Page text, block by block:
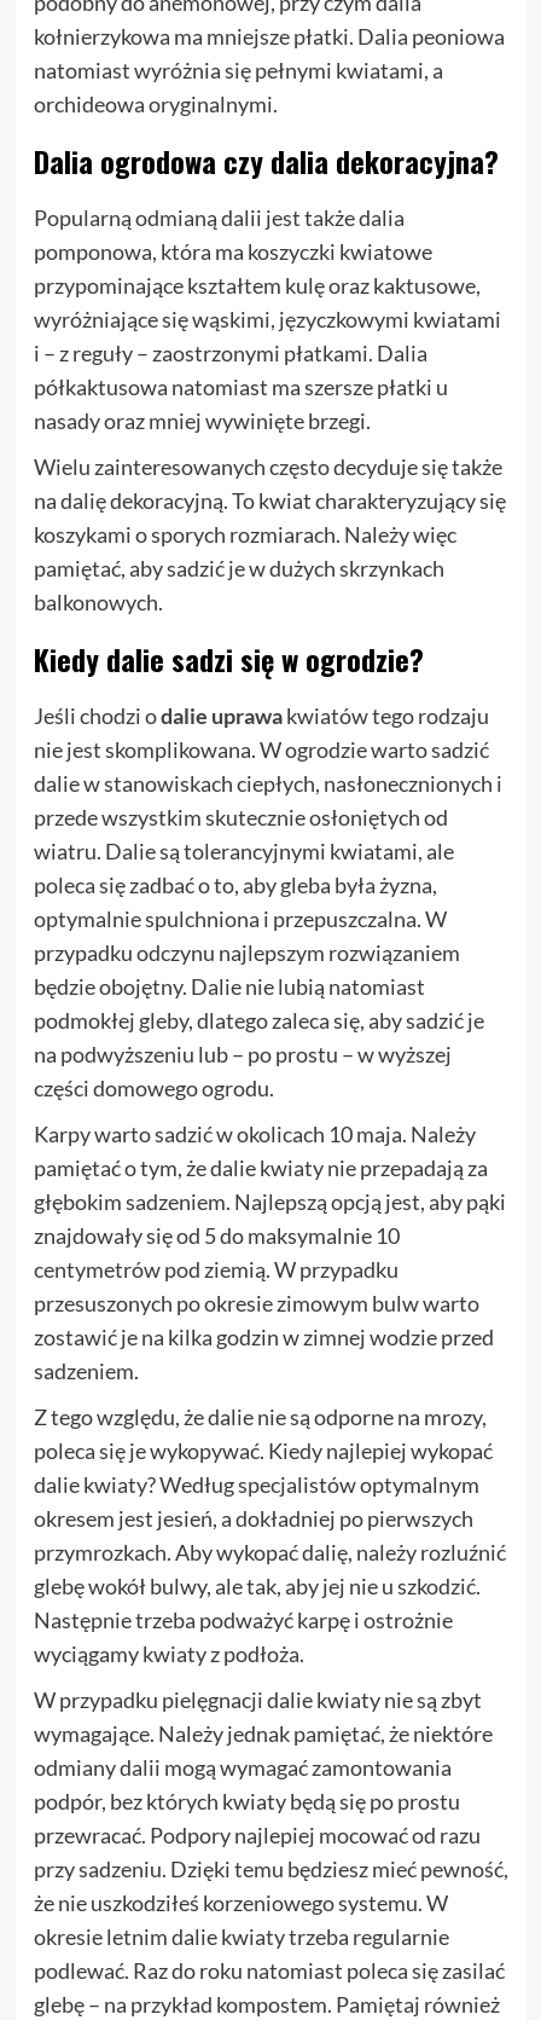
kołnierzykowa ma mniejsze płatki. Dalia peoniowa
natomiast wyróżnia się pełnymi kwiatami, a
orchideowa oryginalnymi.
Dalia ogrodowa czy dalia dekoracyjna?
Popularną odmianą dalii jest także dalia
pomponowa, która ma koszyczki kwiatowe
przypominające kształtem kulę oraz kaktusowe,
wyróżniające się wąskimi, języczkowymi kwiatami
i – z reguły – zaostrzonymi płatkami. Dalia
półkaktusowa natomiast ma szersze płatki u
nasady oraz mniej wywinięte brzegi.
Wielu zainteresowanych często decyduje się także
na dalię dekoracyjną. To kwiat charakteryzujący się
koszykami o sporych rozmiarach. Należy więc
pamiętać, aby sadzić je w dużych skrzynkach
balkonowych.
Kiedy dalie sadzi się w ogrodzie?
Jeśli chodzi odalie uprawakwiatów tego rodzaju
nie jest skomplikowana. W ogrodzie warto sadzić
dalie w stanowiskach ciepłych, nasłonecznionych i
przede wszystkim skutecznie osłoniętych od
wiatru. Dalie są tolerancyjnymi kwiatami, ale
poleca się zadbać o to, aby gleba była żyzna,
optymalnie spulchniona i przepuszczalna. W
przypadku odczynu najlepszym rozwiązaniem
będzie obojętny. Dalie nie lubią natomiast
podmokłej gleby, dlatego zaleca się, aby sadzić je
na podwyższeniu lub – po prostu – w wyższej
części domowego ogrodu.
Karpy warto sadzić w okolicach 10 maja. Należy
pamiętać o tym, że dalie kwiaty nie przepadają za
głębokim sadzeniem. Najlepszą opcją jest, aby pąki
znajdowały się od 5 do maksymalnie 10
centymetrów pod ziemią. W przypadku
przesuszonych po okresie zimowym bulw warto
zostawić je na kilka godzin w zimnej wodzie przed
sadzeniem.
Z tego względu, że dalie nie są odporne na mrozy,
poleca się je wykopywać. Kiedy najlepiej wykopać
dalie kwiaty? Według specjalistów optymalnym
okresem jest jesień, a dokładniej po pierwszych
przymrozkach. Aby wykopać dalię, należy rozluźnić
glebę wokół bulwy, ale tak, aby jej nie u szkodzić.
Następnie trzeba podważyć karpę i ostrożnie
wyciągamy kwiaty z podłoża.
W przypadku pielęgnacji dalie kwiaty nie są zbyt
wymagające. Należy jednak pamiętać, że niektóre
odmiany dalii mogą wymagać zamontowania
podpór, bez których kwiaty będą się po prostu
przewracać. Podpory najlepiej mocować od razu
przy sadzeniu. Dzięki temu będziesz mieć pewność,
że nie uszkodziłeś korzeniowego systemu. W
okresie letnim dalie kwiaty trzeba regularnie
podlewać. Raz do roku natomiast poleca się zasilać
glebę – na przykład kompostem. Pamiętaj również